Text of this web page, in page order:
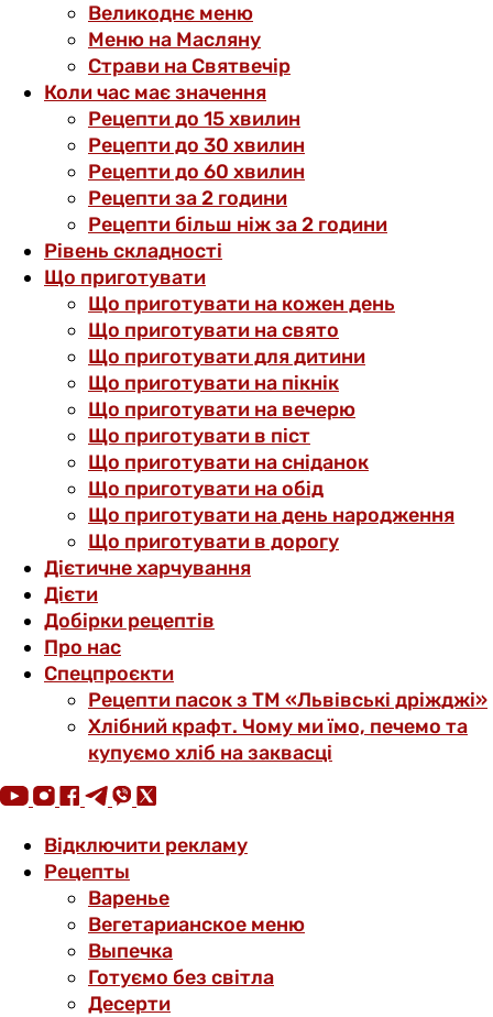
Великоднє меню
Меню на Масляну
Страви на Святвечір
Коли час має значення
Рецепти до 15 хвилин
Рецепти до 30 хвилин
Рецепти до 60 хвилин
Рецепти за 2 години
Рецепти більш ніж за 2 години
Рівень складності
Що приготувати
Що приготувати на кожен день
Що приготувати на свято
Що приготувати для дитини
Що приготувати на пікнік
Що приготувати на вечерю
Що приготувати в піст
Що приготувати на сніданок
Що приготувати на обід
Що приготувати на день народження
Що приготувати в дорогу
Дієтичне харчування
Дієти
Добірки рецептів
Про нас
Спецпроєкти
Рецепти пасок з ТМ «Львівські дріжджі»
Хлібний крафт. Чому ми їмо, печемо та
купуємо хліб на заквасці
Відключити рекламу
Рецепты
Варенье
Вегетарианское меню
Выпечка
Готуємо без світла
Десерти